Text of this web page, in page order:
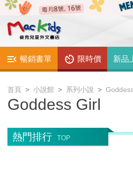
暢銷書單 限時價 新品
首頁 小說館 系列小說
Goddess Girl
熱門排行 TOP